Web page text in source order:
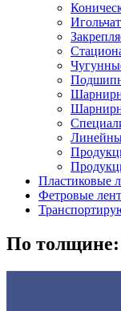
Пластиковые
Фетровые
По толщине: